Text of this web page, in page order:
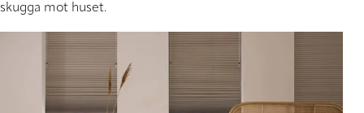
skugga mot huset.